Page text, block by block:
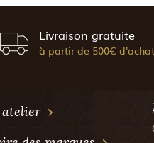
Livraison gratuite
à partir de 500€ d'achat